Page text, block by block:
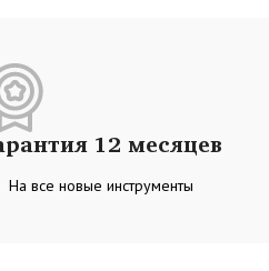
12 месяцев
На все новые инструменты